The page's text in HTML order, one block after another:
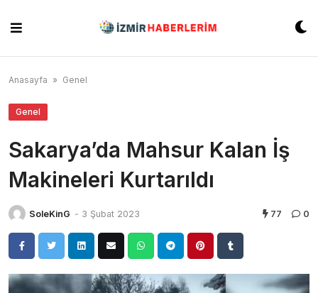
content
Anasayfa » Genel
Genel
Sakarya’da Mahsur Kalan İş
Makineleri Kurtarıldı
SoleKinG - 3 Şubat 2023 77 0